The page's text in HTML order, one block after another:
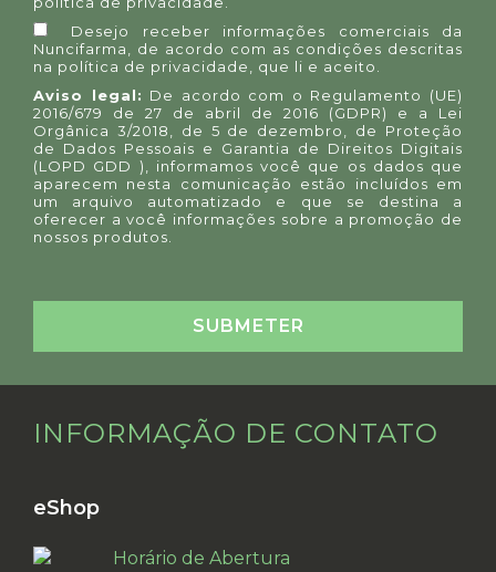
Desejo receber informações comerciais da
Nuncifarma, de acordo com as condições descritas
na política de privacidade
, que li e aceito.
Aviso legal: De acordo com o Regulamento (UE)
2016/679 de 27 de abril de 2016 (GDPR) e a Lei
Orgânica 3/2018, de 5 de dezembro, de Proteção
de Dados Pessoais e Garantia de Direitos Digitais
(LOPD GDD ), informamos você que os dados que
aparecem nesta comunicação estão incluídos em
um arquivo automatizado e que se destina a
oferecer a você informações sobre a promoção de
nossos produtos.
INFORMAÇÃO DE CONTATO
eShop
Horário de Abertura